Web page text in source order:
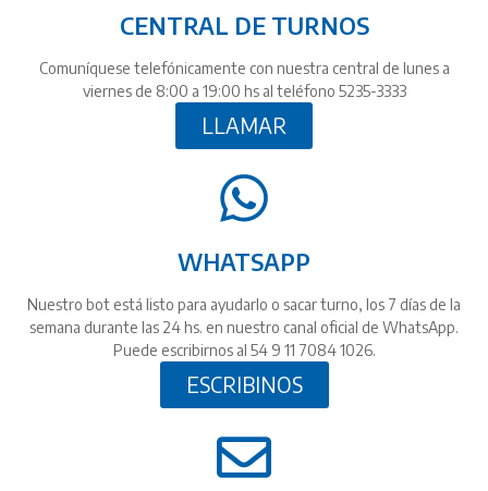
CENTRAL DE TURNOS
Comuníquese telefónicamente con nuestra central de lunes a
viernes de 8:00 a 19:00 hs al teléfono 5235-3333
LLAMAR
WHATSAPP
Nuestro bot está listo para ayudarlo o sacar turno, los 7 días de la
semana durante las 24 hs. en nuestro canal oficial de WhatsApp.
Puede escribirnos al 54 9 11 7084 1026.
ESCRIBINOS